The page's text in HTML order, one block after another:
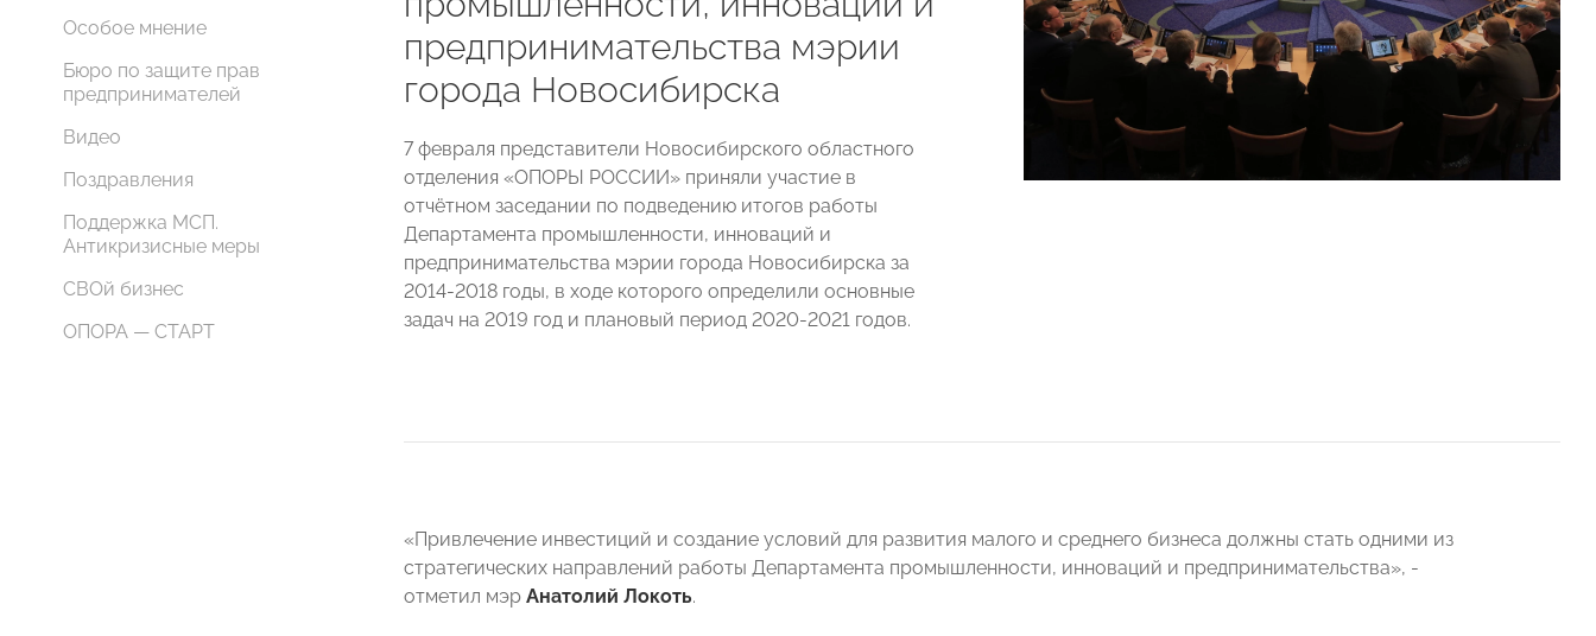
Особое мнение
Бюро по защите прав
предпринимателей
Видео
Поздравления
Поддержка МСП.
Антикризисные меры
СВОй бизнес
ОПОРА — СТАРТ
предпринимательства мэрии
города Новосибирска
7 февраля представители Новосибирского областного
отделения «ОПОРЫ РОССИИ» приняли участие в
отчётном заседании по подведению итогов работы
Департамента промышленности, инноваций и
предпринимательства мэрии города Новосибирска за
2014-2018 годы, в ходе которого определили основные
задач на 2019 год и плановый период 2020-2021 годов.
«Привлечение инвестиций и создание условий для развития малого и среднего бизнеса должны стать одними из
стратегических направлений работы Департамента промышленности, инноваций и предпринимательства», -
отметил мэр Анатолий Локоть.